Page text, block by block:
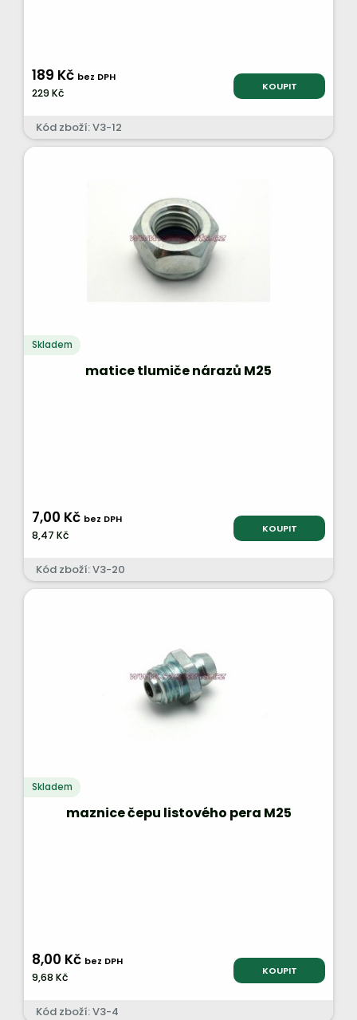
189 Kč bez DPH
229 Kč KOUPIT
Kód zboží: V3-12
Skladem
matice tlumiče nárazů M25
7,00 Kč bez DPH
8,47 Kč KOUPIT
Kód zboží: V3-20
Skladem
maznice čepu listového pera M25
8,00 Kč bez DPH
9,68 Kč KOUPIT
Kód zboží: V3-4